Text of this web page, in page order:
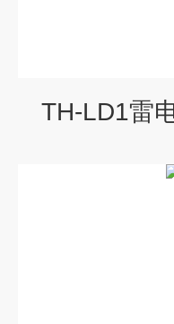
TH-LD1雷